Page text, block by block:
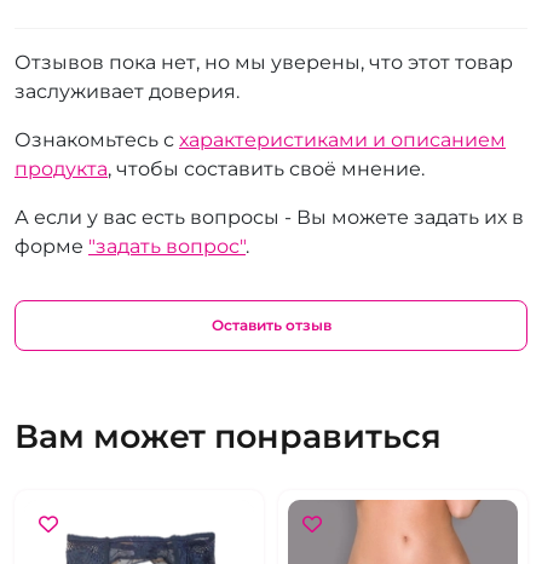
Отзывов пока нет, но мы уверены, что этот товар
заслуживает доверия.
Ознакомьтесь с характеристиками и описанием
продукта, чтобы составить своё мнение.
А если у вас есть вопросы - Вы можете задать их в
форме "задать вопрос".
Оставить отзыв
Вам может понравиться